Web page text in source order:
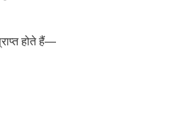
होते हैं—